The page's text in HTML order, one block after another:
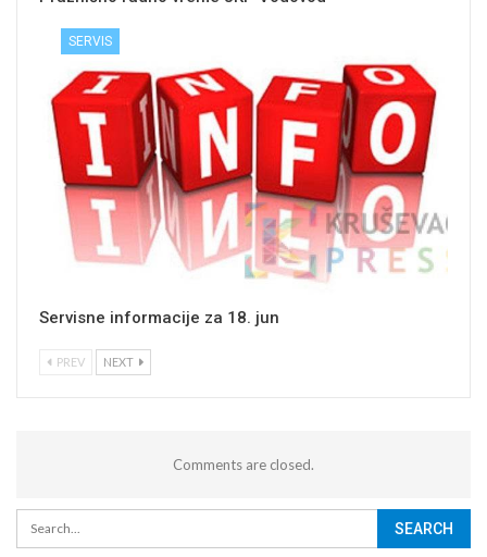
SERVIS
Servisne informacije za 18. jun
PREV NEXT
Comments are closed.